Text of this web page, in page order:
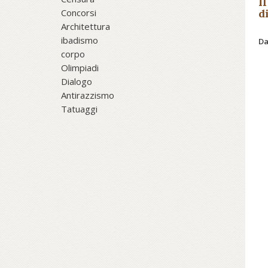
Concorsi
Architettura
ibadismo
corpo
Olimpiadi
Dialogo
Antirazzismo
Tatuaggi